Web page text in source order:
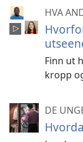
HVA
Finn ut
kropp
DE